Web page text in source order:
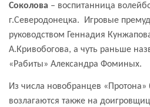
Соколова – воспитанница
г.Северодонецка.
Игровые
руководством Геннадия
А.Кривобогова, а чуть раньше
«Рабиты» Александра Фоминых.
Из числа новобранцев
возлагаются также на